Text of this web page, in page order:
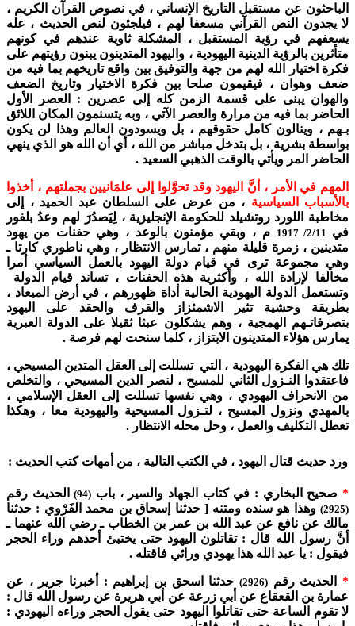
الباحثون عن مستقبل التاريخ الإنساني ، في نصوص القرآن الكريم ،
لا يجدون النص القرآني مسعفا لهم ، فيلجئون لنص الحديث ، عله
يسعفهم في رؤية المستقبل ، المشكلة ثاوية عندهم في كونهم
متأثرين بالرؤية الدينية اليهودية ، واليهود المتدينون يبنون رؤيتهم على
فكرة اختيار الله لهم من جهة والتوفيق بين واقع تاريخهم بما فيه من
ضعف وهوان ، فيقيمون صلحا بين فكرة الاختيار وتاريخ الضعف
والهوان يبنى على قسمة الزمن كله إلى عصرين : العصر الأول
الحاضر بما فيه من مرارة والعصر الآتي ، وبه يتسنمون المكان اللائق
بـهم ، وينالون كامل حقوقهم ، بل ويسودون العالم وهذا لن يكون
بواسطة بشرية ، بل بتدخل مباشر من الله ، أي أن الله هو الذي ينهي
الحاضر المر ويأتي بالوقت الذهبي السعيد .
المهم في الأمر ، أنَّ اليهود وقد تحوَّلوا إلى علمَانيين بجملتهم ، أخذوا
بالأسباب السياسية ، من عرض على السلطان عبد الحميد ، إلى
مخاطبة اللورد روتشيلد للحكومة الإنجليزية ، لِيَصدُرَ لهم وعدُ بلفور
في
م ، وبقي مؤمنون بالوعد ، وهي حفنات من يهود
متدينين ، زمرة قليلة منهم ، تمارس الانتظار ، وهي ناطوري كارتا ـ
وهي مجموعة ترى في قيام دولة اليهود بالعمل السياسي أمرا
مخالفا لإرادة الله ، وأكثرية هذه الحفنات ، تساند قيام الدولة
وتستعمل الدولة اليهودية الحالية أداة ظهورهم ، في أرض الميعاد ،
بطريقة وحشية تثير الاشمئزاز والقرف والحقد على اليهود
بتصرفاتـهم الهمجية ، وهم يشكلون عبئا ثقيلا على الدولة العبرية
يمارس هؤلاء المتدينون الابتزاز ، كلما سنحت لهم فرصة .
تلك هي الفكرة اليهودية ، التي تسللت إلى العقل المتدين المسيحي ،
فاعتقدوا النـزول الثاني للمسيح ، لنصر الدين المسيحي ، والتخلص
من الانحراف اليهودي ، وهي نفسها تسللت إلى العقل الإسلامي ،
بالمهدي ونزول المسيح ، لتـزول المسيحية واليهودية معا ، وهكذا
تعطل التكليف والعمل ، وحل محله الانتظار .
ورد حديث قتال اليهود ، في الكتب التالية ، من أمهات كتب الحديث :
* صحيح البخاري : في كتاب الجهاد والسير ، باب (94) الحديث رقم
(2925)
وهذا هو سنده ومتنه [ حدثنا إسحاق بن محمد الفَرْوي : حدثنا
مالك عن نافع عن عبد الله بن عمر بن الخطاب ـ رضي الله عنهما ـ
أنَّ رسول الله قال : تقاتلون اليهود حتى يختبئ أحدهم وراء الحجر
فيقول : يا عبد الله هذا يهودي ورائي فاقتله .
* الحديث رقم (2926)
حدثنا اسحق بن إبراهيم : أخبرنا جرير ، عن
عمارة بن القعقاع عن أبي زرعة عن أبي هريرة عن رسول الله قال :
لا تقوم الساعة حتى تقاتلوا اليهود حتى يقول الحجر وراءه اليهودي :